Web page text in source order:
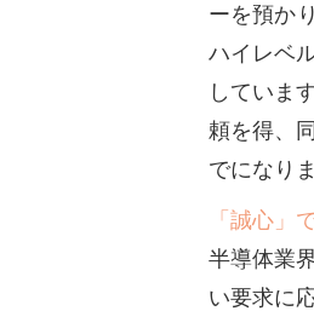
ーを預か
ハイレベ
していま
頼を得、
でになり
「誠心」
半導体業
い要求に